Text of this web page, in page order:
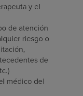
y el
de atención
riesgo o
de
médico del